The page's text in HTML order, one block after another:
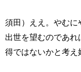
須田）ええ。やむに
出世を望むのであ
得ではないかと考え